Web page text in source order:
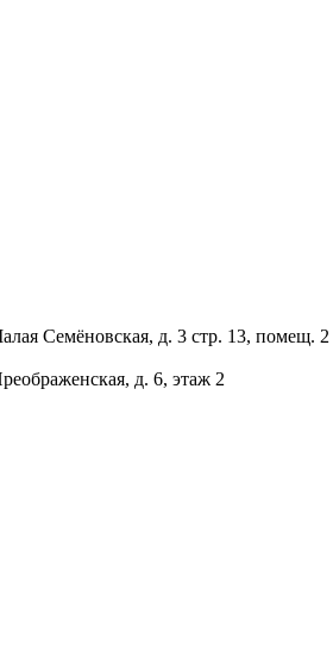
Семёновская, д. 3 стр. 13, помещ. 2
д. 6, этаж 2